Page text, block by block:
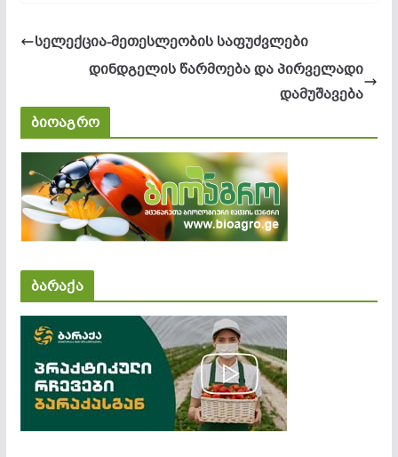
სელექცია-მეთესლეობის საფუძვლები
დინდგელის წარმოება და პირველადი
დამუშავება
ბიოაგრო
ბარაქა